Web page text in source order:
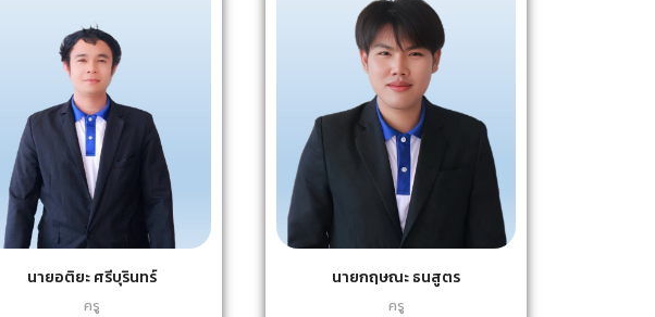
นายอติยะ ศรีบุรินทร์
ครู
นายกฤษณะ ธนสูตร
ครู